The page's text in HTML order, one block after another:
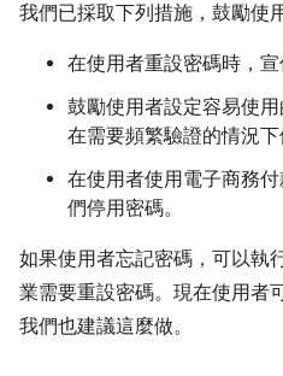
我們已採取下列措施，鼓勵使
在使用者重設密碼時，宣
鼓勵使用者設定容易使
在需要頻繁驗證的情況下
在使用者使用電子商務
們停用密碼。
如果使用者忘記密碼，可以執
業需要重設密碼。現在使用者
我們也建議這麼做。